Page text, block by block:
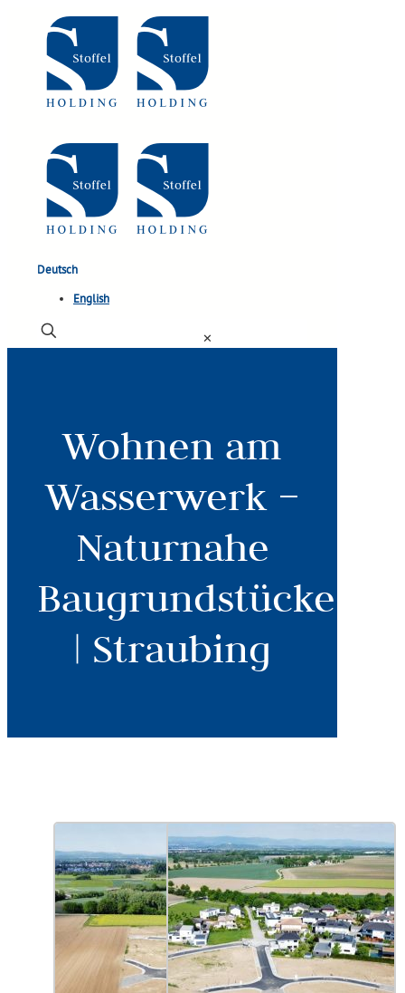
Deutsch
English
✕
Wohnen am
Wasserwerk –
Naturnahe
Baugrundstücke
| Straubing